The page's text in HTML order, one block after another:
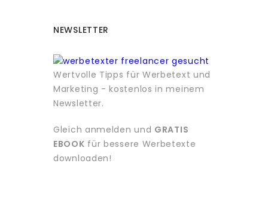
NEWSLETTER
Wertvolle Tipps für Werbetext und
Marketing - kostenlos in meinem
Newsletter.
Gleich anmelden und GRATIS
EBOOK für bessere Werbetexte
downloaden!